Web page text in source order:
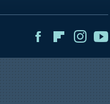
FacebookFlipboard